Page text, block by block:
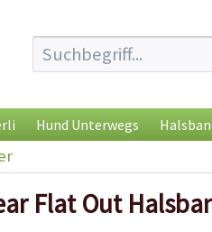
Hund Unterwegs
Flat Out